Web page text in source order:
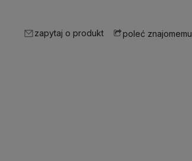
zapytaj o produkt poleć znajomemu